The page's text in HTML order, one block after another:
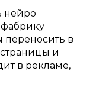
нейро
переносить в
и
в рекламе,